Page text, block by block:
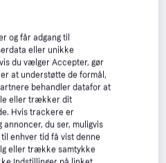
og får adgang til
eller unikke
du vælger Accepter, gør
at understøtte de formål,
behandler datafor at
eller trækker dit
Hvis trackere er
du ser, muligvis
enhver tid få vist denne
eller trække samtykke